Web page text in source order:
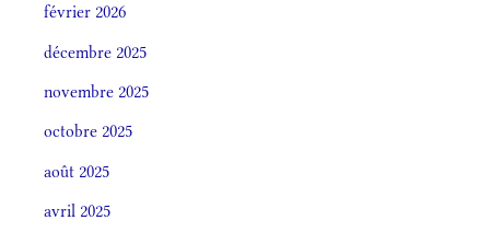
février 2026
décembre 2025
novembre 2025
octobre 2025
août 2025
avril 2025